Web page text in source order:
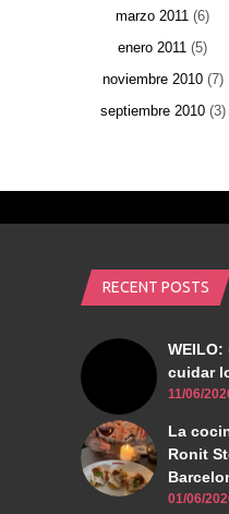
marzo 2011 (6)
enero 2011 (5)
noviembre 2010(7)
septiembre 2010(3)
RECENT POSTS
cuidar
11/06/
La
Ronit
01/06/